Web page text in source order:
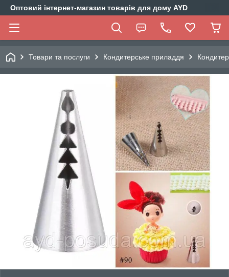
Оптовий інтернет-магазин товарів для дому AYD
Товари та послуги Кондитерське приладдя